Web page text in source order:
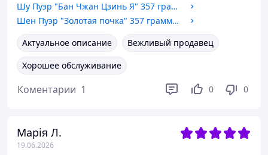
Шу Пуэр "Бан Чжан Цзинь Я" 357 грамм 2014 год
Шен Пуэр "Золотая почка" 357 грамм 2017 год
Актуальное описание
Вежливый продавец
Хорошее обслуживание
Коментарии 1 0 0
Марія Л.
19.06.2026